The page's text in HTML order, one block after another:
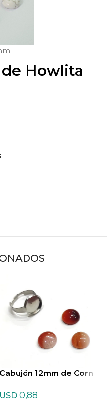
Howlita
Cabujón 12mm de Corn
USD 0,88